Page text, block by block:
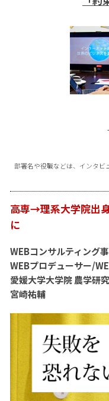
部署名や役職などは、インタビ
高専→理系大学院出
に
WEBコンサルティング
WEBプロデューサー/
愛媛大学大学院 農学研
宮崎祐輔